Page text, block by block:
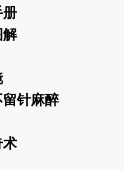
册
解
针麻醉
术